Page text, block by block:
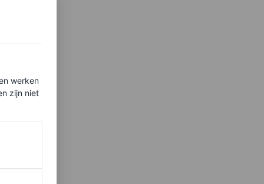
werken
zijn niet